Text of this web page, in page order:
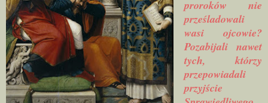
proroków nie
prześladowali
wasi ojcowie?
Pozabijali nawet
tych, którzy
przepowiadali
przyjście